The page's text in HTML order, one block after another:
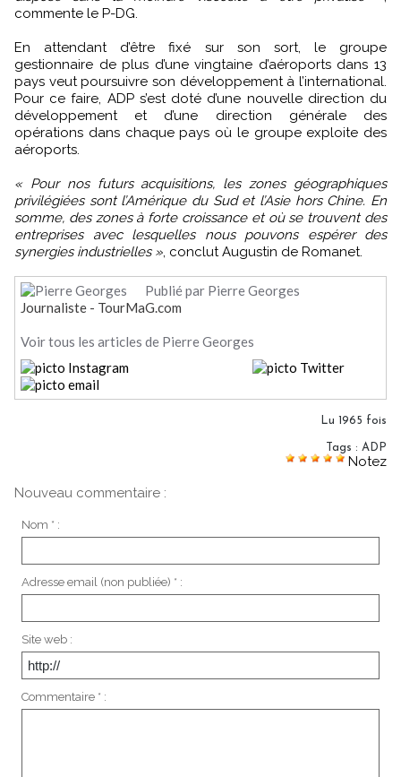
commente le P-DG.
En attendant d’être fixé sur son sort, le groupe
gestionnaire de plus d’une vingtaine d’aéroports dans 13
pays veut poursuivre son développement à l’international.
Pour ce faire, ADP s’est doté d’une nouvelle direction du
développement et d’une direction générale des
opérations dans chaque pays où le groupe exploite des
aéroports.
« Pour nos futurs acquisitions, les zones géographiques
privilégiées sont l’Amérique du Sud et l’Asie hors Chine. En
somme, des zones à forte croissance et où se trouvent des
entreprises avec lesquelles nous pouvons espérer des
synergies industrielles », conclut Augustin de Romanet.
Publié par Pierre Georges
Journaliste - TourMaG.com
Voir tous les articles de Pierre Georges
Lu 1965 fois
Tags : ADP
Notez
Nouveau commentaire :
Nom * :
Adresse email (non publiée) * :
Site web :
Commentaire * :